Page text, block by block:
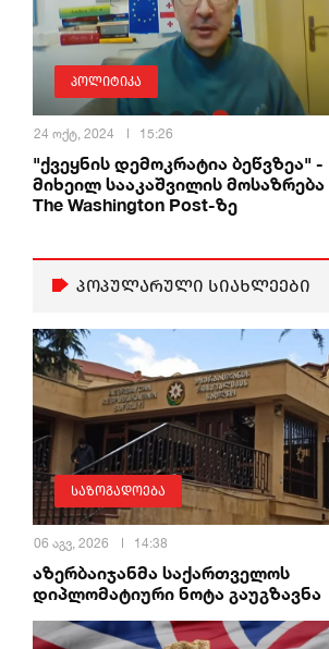
პოლიტიკა
24 ოქტ, 2024 15:26
"ქვეყნის დემოკრატია ბეწვზეა" -
მიხეილ სააკაშვილის მოსაზრება
The Washington Post-ზე
პოპულარული სიახლეები
საზოგადოება
06 აგვ, 2026 14:38
აზერბაიჯანმა საქართველოს
დიპლომატიური ნოტა გაუგზავნა